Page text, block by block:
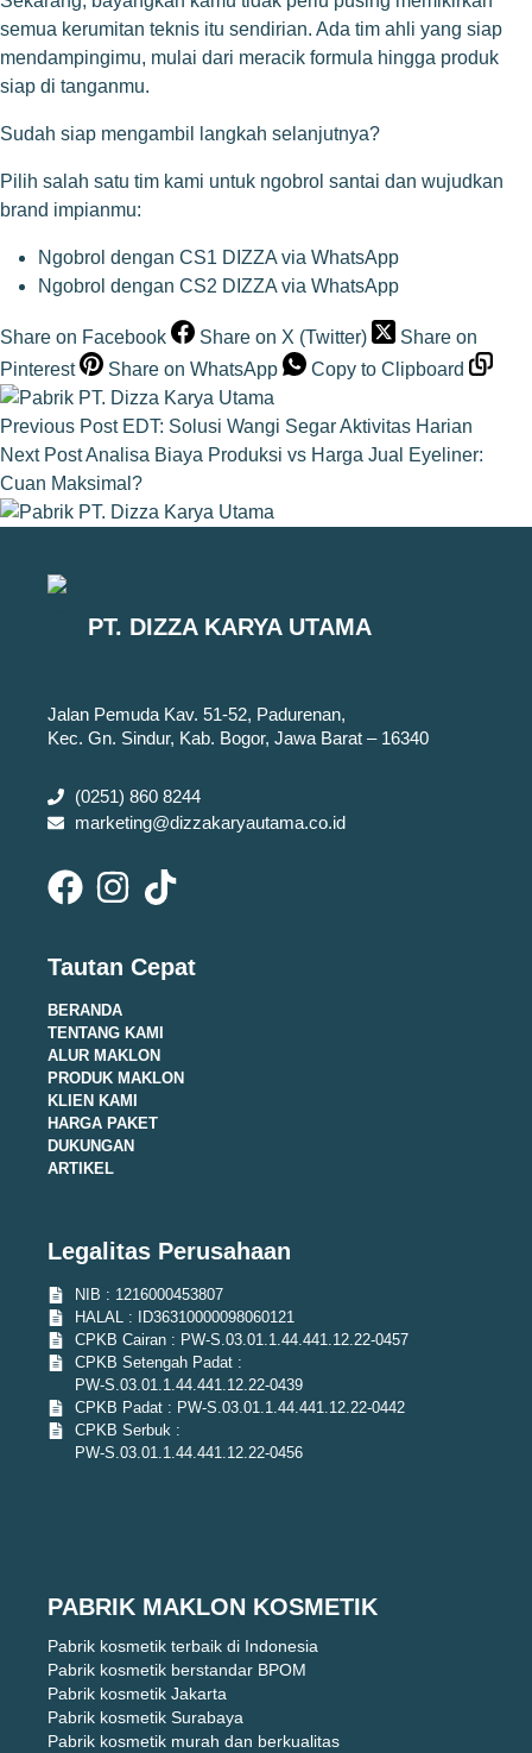
semua kerumitan teknis itu sendirian. Ada tim ahli yang siap
mendampingimu, mulai dari meracik formula hingga produk
siap di tanganmu.
Sudah siap mengambil langkah selanjutnya?
Pilih salah satu tim kami untuk ngobrol santai dan wujudkan
brand impianmu:
Ngobrol dengan CS1 DIZZA via WhatsApp
Ngobrol dengan CS2 DIZZA via WhatsApp
Share on Facebook Share on X (Twitter)
Share on
Pinterest
Share on WhatsApp Copy to Clipboard
Previous Post EDT: Solusi Wangi Segar Aktivitas Harian
Next PostAnalisa Biaya Produksi vs Harga Jual Eyeliner:
Cuan Maksimal?
PT. DIZZA KARYA UTAMA
Jalan Pemuda Kav. 51-52, Padurenan,
Kec. Gn. Sindur, Kab. Bogor, Jawa Barat – 16340
(0251) 860 8244
marketing@dizzakaryautama.co.id
Tautan Cepat
BERANDA
TENTANG KAMI
ALUR MAKLON
PRODUK MAKLON
KLIEN KAMI
HARGA PAKET
DUKUNGAN
ARTIKEL
Legalitas Perusahaan
NIB : 1216000453807
HALAL : ID36310000098060121
CPKB Cairan : PW-S.03.01.1.44.441.12.22-0457
CPKB Setengah Padat :
PW-S.03.01.1.44.441.12.22-0439
CPKB Padat : PW-S.03.01.1.44.441.12.22-0442
CPKB Serbuk :
PW-S.03.01.1.44.441.12.22-0456
PABRIK MAKLON KOSMETIK
Pabrik kosmetik terbaik di Indonesia
Pabrik kosmetik berstandar BPOM
Pabrik kosmetik Jakarta
Pabrik kosmetik Surabaya
Pabrik kosmetik murah dan berkualitas